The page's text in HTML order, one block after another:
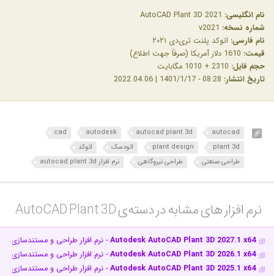
نام انگلیسی:
شماره نسخه:
نام فارسی: اتوکد پلنت تری‌دی ۲۰۲۱
قیمت:
حجم فایل:
تاریخ انتشار:
autocad
autocad plant 3d
autodesk
cad
plant 3d
plant design اتودسک
اتوکد
طراحی صنعتی
طراحی نیروگاهی نرم افزار autocad plant 3d
نرم افزار های مشابه در دسته‌ی‌ AutoCAD Plant 3D‎
Autodesk AutoCAD Plant 3D 2027.1 x64- نرم افزار طراحی و مستند‌سازی
Autodesk AutoCAD Plant 3D 2026.1 x64- نرم افزار طراحی و مستند‌سازی
Autodesk AutoCAD Plant 3D 2025.1 x64- نرم افزار طراحی و مستند‌سازی